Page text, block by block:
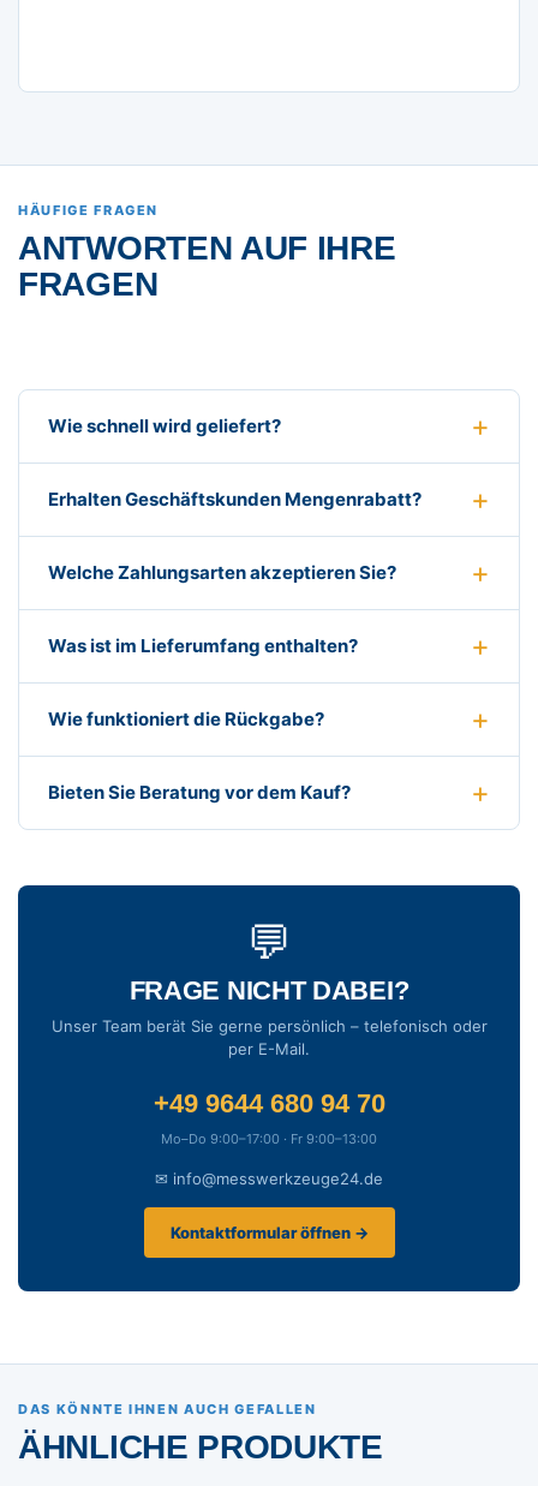
HÄUFIGE FRAGEN
ANTWORTEN AUF IHRE
FRAGEN
Wie schnell wird geliefert?
Erhalten Geschäftskunden Mengenrabatt?
Welche Zahlungsarten akzeptieren Sie?
Was ist im Lieferumfang enthalten?
Wie funktioniert die Rückgabe?
Bieten Sie Beratung vor dem Kauf?
💬
FRAGE NICHT DABEI?
Unser Team berät Sie gerne persönlich – telefonisch oder
per E-Mail.
+49 9644 680 94 70
Mo–Do 9:00–17:00 · Fr 9:00–13:00
✉ info@messwerkzeuge24.de
Kontaktformular öffnen →
DAS KÖNNTE IHNEN AUCH GEFALLEN
ÄHNLICHE PRODUKTE